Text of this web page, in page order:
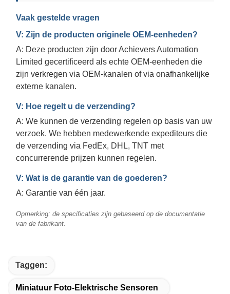
Vaak gestelde vragen
V: Zijn de producten originele OEM-eenheden?
A: Deze producten zijn door Achievers Automation
Limited gecertificeerd als echte OEM-eenheden die
zijn verkregen via OEM-kanalen of via onafhankelijke
externe kanalen.
V: Hoe regelt u de verzending?
A: We kunnen de verzending regelen op basis van uw
verzoek. We hebben medewerkende expediteurs die
de verzending via FedEx, DHL, TNT met
concurrerende prijzen kunnen regelen.
V: Wat is de garantie van de goederen?
A: Garantie van één jaar.
Opmerking: de specificaties zijn gebaseerd op de documentatie
van de fabrikant.
Taggen:
Miniatuur Foto-Elektrische Sensoren